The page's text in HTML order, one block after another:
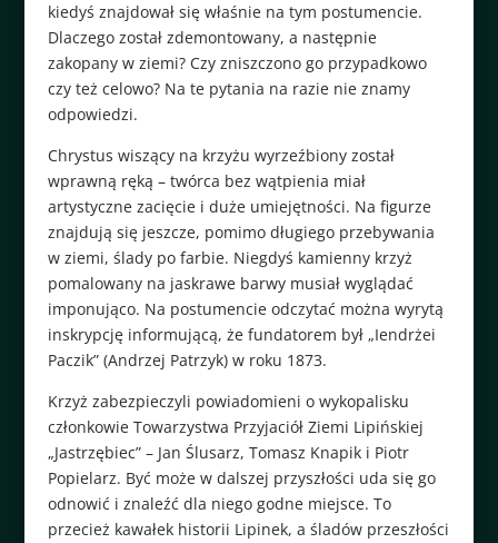
kiedyś znajdował się właśnie na tym postumencie.
Dlaczego został zdemontowany, a następnie
zakopany w ziemi? Czy zniszczono go przypadkowo
czy też celowo? Na te pytania na razie nie znamy
odpowiedzi.
Chrystus wiszący na krzyżu wyrzeźbiony został
wprawną ręką – twórca bez wątpienia miał
artystyczne zacięcie i duże umiejętności. Na figurze
znajdują się jeszcze, pomimo długiego przebywania
w ziemi, ślady po farbie. Niegdyś kamienny krzyż
pomalowany na jaskrawe barwy musiał wyglądać
imponująco. Na postumencie odczytać można wyrytą
inskrypcję informującą, że fundatorem był „Iendrżei
Paczik” (Andrzej Patrzyk) w roku 1873.
Krzyż zabezpieczyli powiadomieni o wykopalisku
członkowie Towarzystwa Przyjaciół Ziemi Lipińskiej
„Jastrzębiec” – Jan Ślusarz, Tomasz Knapik i Piotr
Popielarz. Być może w dalszej przyszłości uda się go
odnowić i znaleźć dla niego godne miejsce. To
przecież kawałek historii Lipinek, a śladów przeszłości